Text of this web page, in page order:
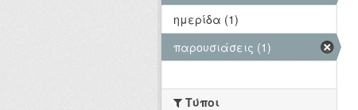
ημερίδα (1)
παρουσιάσεις (1)
Τύποι